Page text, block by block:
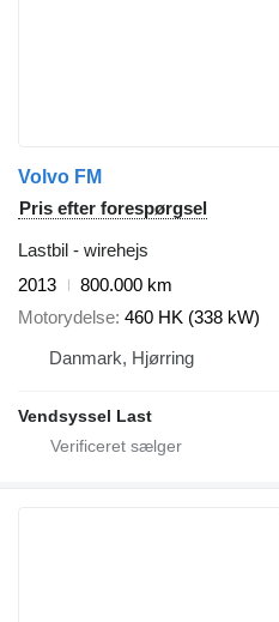
Volvo FM
Pris efter forespørgsel
Lastbil - wirehejs
2013
800.000 km
Motorydelse 460 HK (338 kW)
Danmark, Hjørring
Vendsyssel Last